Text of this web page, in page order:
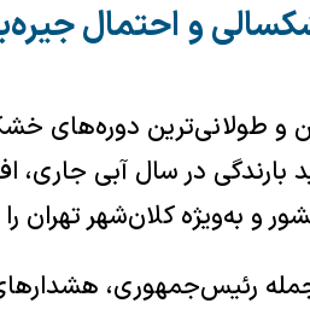
و احتمال
و طولانی‌ترین
در سال آبی جاری،
و به‌ویژه کلان‌شهر تهران
رئیس‌جمهوری،